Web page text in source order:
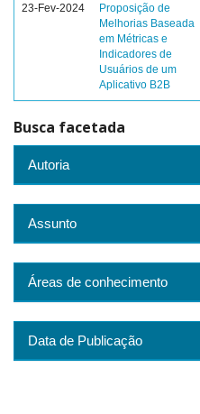
23-Fev-2024
Proposição de
Melhorias Baseada
em Métricas e
Indicadores de
Usuários de um
Aplicativo B2B
Busca facetada
Autoria
Assunto
Áreas de conhecimento
Data de Publicação